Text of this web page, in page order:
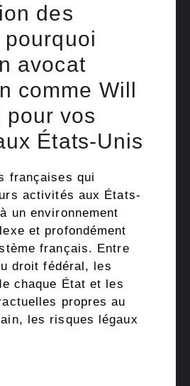
des
avocat
comme Will
pour vos
États-Unis
françaises qui
activités aux États-
un environnement
et profondément
français. Entre
droit fédéral, les
chaque État et les
propres au
les risques légaux